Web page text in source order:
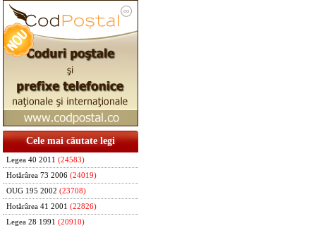
Cele mai căutate legi
Legea 40 2011 (24583)
Hotărârea 73 2006 (24019)
OUG 195 2002 (23708)
Hotărârea 41 2001 (22826)
Legea 28 1991 (20910)